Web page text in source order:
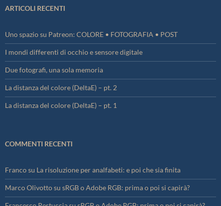
ARTICOLI RECENTI
Uno spazio su Patreon: COLORE • FOTOGRAFIA • POST
I mondi differenti di occhio e sensore digitale
Due fotografi, una sola memoria
La distanza del colore (DeltaE) – pt. 2
La distanza del colore (DeltaE) – pt. 1
COMMENTI RECENTI
Francosu La risoluzione per analfabeti: e poi che sia finita
Marco Olivottosu sRGB o Adobe RGB: prima o poi si capirà?